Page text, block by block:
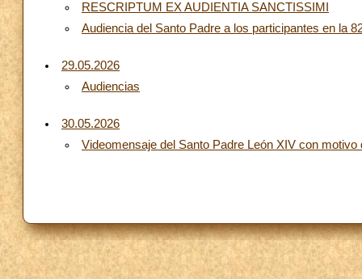
RESCRIPTUM EX AUDIENTIA SANCTISSIMI
Audiencia del Santo Padre a los participantes en la
29.05.2026
Audiencias
30.05.2026
Videomensaje del Santo Padre León XIV con